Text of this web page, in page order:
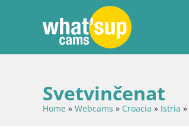
Svetvinčenat
Home » Webcams » Croacia » Istria »